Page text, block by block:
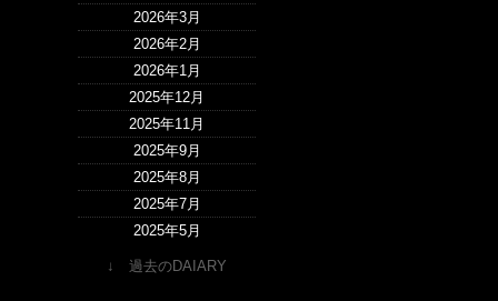
2026年3月
2026年2月
2026年1月
2025年12月
2025年11月
2025年9月
2025年8月
2025年7月
2025年5月
2025年4月
↓ 過去のDAIARY